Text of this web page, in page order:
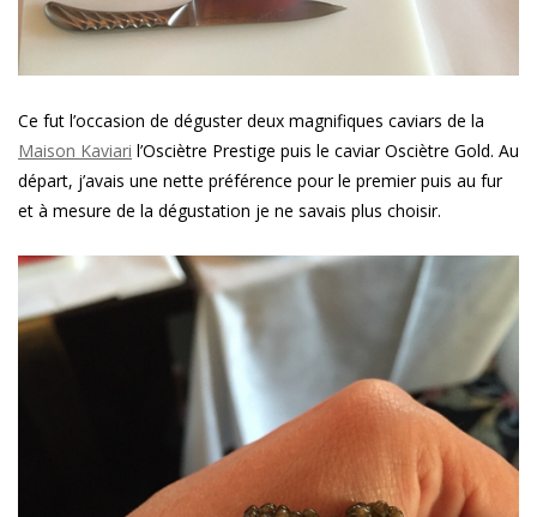
Ce fut l’occasion de déguster deux magnifiques caviars de la
Maison Kaviari l’Osciètre Prestige puis le caviar Osciètre Gold. Au
départ, j’avais une nette préférence pour le premier puis au fur
et à mesure de la dégustation je ne savais plus choisir.